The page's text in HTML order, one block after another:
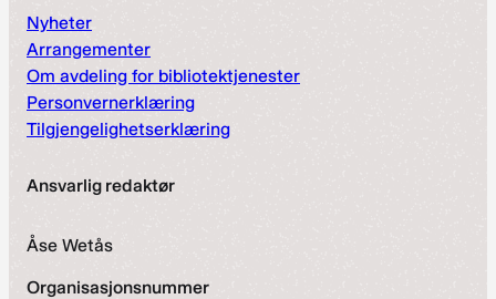
Nyheter
Arrangementer
Om avdeling for bibliotektjenester
Personvernerklæring
Tilgjengelighetserklæring
Ansvarlig redaktør
Åse Wetås
Organisasjonsnummer